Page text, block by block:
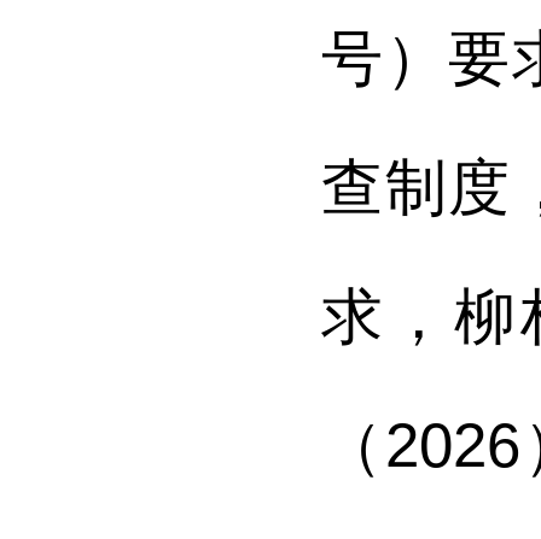
号）要
查制度
求，柳
（ 2026